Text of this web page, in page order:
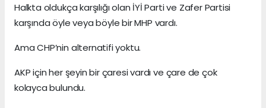
Halkta oldukça karşılığı olan İYİ Parti ve Zafer Partisi
karşında öyle veya böyle bir MHP vardı.
Ama CHP’nin alternatifi yoktu.
AKP için her şeyin bir çaresi vardı ve çare de çok
kolayca bulundu.